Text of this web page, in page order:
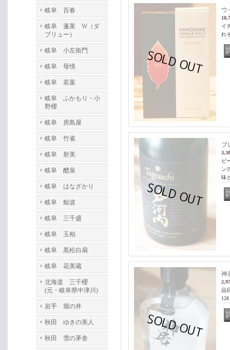
岐阜 百春
岐阜 蓬莱 W（ダ
ブリュー）
岐阜 小左衛門
岐阜 母情
岐阜 若葉
岐阜 ふかもり・小
野櫻
岐阜 房島屋
岐阜 竹雀
岐阜 射美
岐阜 醴泉
岐阜 はなざかり
岐阜 鯨波
岐阜 三千盛
岐阜 玉柏
岐阜 黒松白扇
岐阜 花美蔵
北海道 三千櫻
(元・岐阜県中津川)
岩手 堀の井
秋田 ゆきの美人
秋田 雪の茅舎
ウ
イ
れ
ブ
ピ
ン
味
神
品